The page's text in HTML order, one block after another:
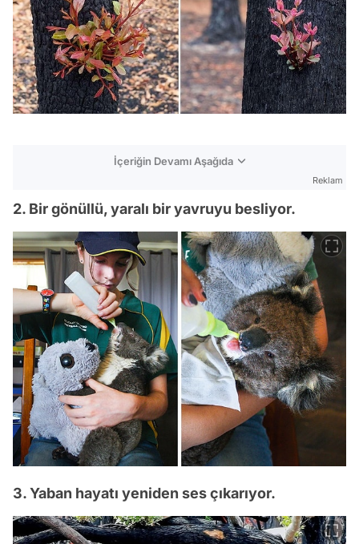
İçeriğin Devamı Aşağıda
Reklam
2. Bir gönüllü, yaralı bir yavruyu besliyor.
3. Yaban hayatı yeniden ses çıkarıyor.